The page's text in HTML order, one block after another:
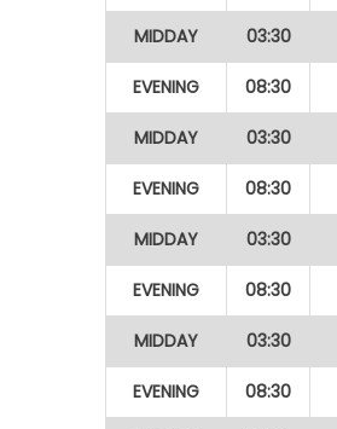
MIDDAY 03:30
EVENING 08:30
MIDDAY 03:30
EVENING 08:30
MIDDAY 03:30
EVENING 08:30
MIDDAY 03:30
EVENING 08:30